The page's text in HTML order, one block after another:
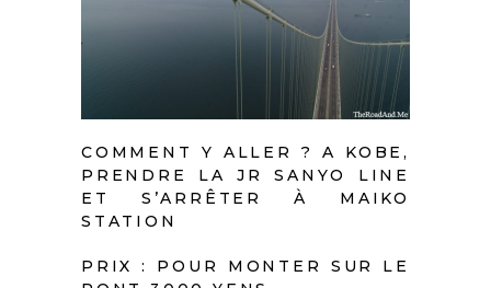
COMMENT Y ALLER ? A KOBE,
PRENDRE LA JR SANYO LINE
ET S’ARRÊTER À MAIKO
STATION
PRIX : POUR MONTER SUR LE